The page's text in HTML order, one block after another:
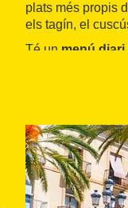
plats més propis
els tagín, el
Té un menú diari
extensa carta. A